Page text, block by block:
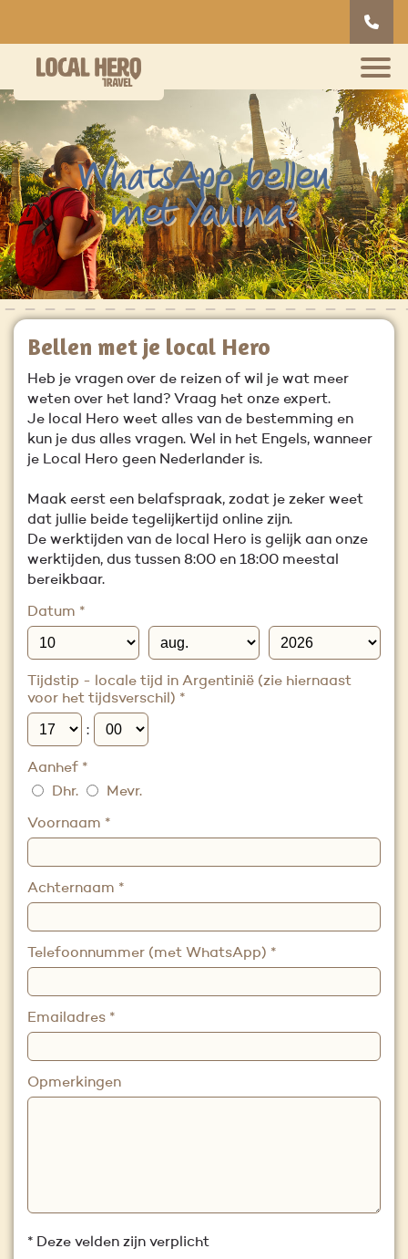
WhatsApp bellen
met Yanina?
Bellen met je local Hero
Heb je vragen over de reizen of wil je wat meer
weten over het land? Vraag het onze expert.
Je local Hero weet alles van de bestemming en
kun je dus alles vragen. Wel in het Engels, wanneer
je Local Hero geen Nederlander is.
Maak eerst een belafspraak, zodat je zeker weet
dat jullie beide tegelijkertijd online zijn.
De werktijden van de local Hero is gelijk aan onze
werktijden, dus tussen 8:00 en 18:00 meestal
bereikbaar.
Datum *
Tijdstip - locale tijd in Argentinië (zie hiernaast
voor het tijdsverschil) *
:
Aanhef *
Dhr.
Mevr.
Voornaam *
Achternaam *
Telefoonnummer (met WhatsApp) *
Emailadres *
Opmerkingen
* Deze velden zijn verplicht